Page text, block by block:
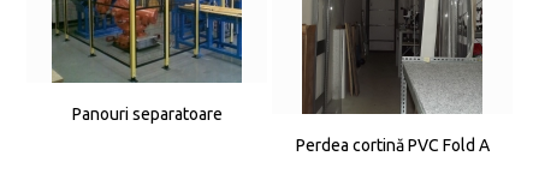
Panouri separatoare
Perdea cortină PVC Fold A